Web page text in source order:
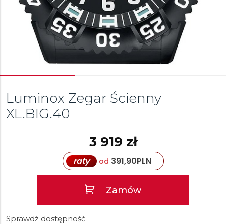
Luminox Zegar Ścienny
XL.BIG.40
3 919 zł
raty od 391,90PLN
Zamów
Sprawdź dostępność